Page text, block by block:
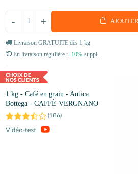
+
-
Livraison GRATUITE dès 1 kg
En livraison régulière : -10% suppl.
1 kg - Café en grain - Antica
Bottega - CAFFÈ VERGNANO
(186)